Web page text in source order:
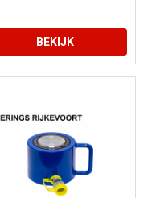
BEKIJK